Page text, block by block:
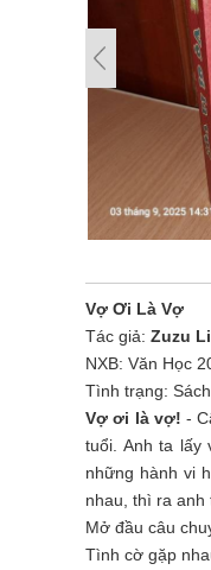
Vợ Ơi Là Vợ
Tác giả: Zuzu
NXB: Văn Học
Tình trạng:
Vợ ơi là vợ! -
tuổi. Anh ta lấy
những hành vi
nhau, thì ra anh
Mở đầu câu
Tình cờ gặp